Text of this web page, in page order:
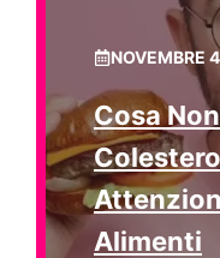
NOVEMBRE
Cosa
Alimenti